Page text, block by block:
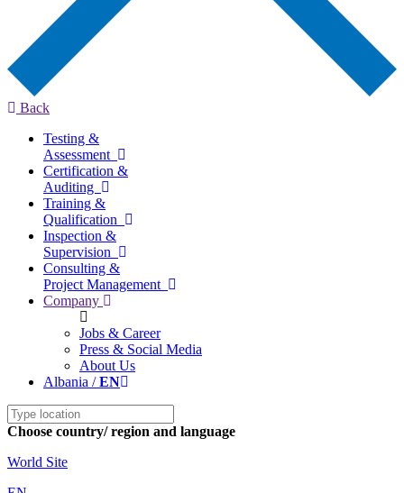
Back
Testing &
Assessment
Certification &
Auditing
Training &
Qualification
Inspection &
Supervision
Consulting &
Project Management
Company
Jobs & Career
Press & Social Media
About Us
Albania /EN
Choose country/ region and language
World Site